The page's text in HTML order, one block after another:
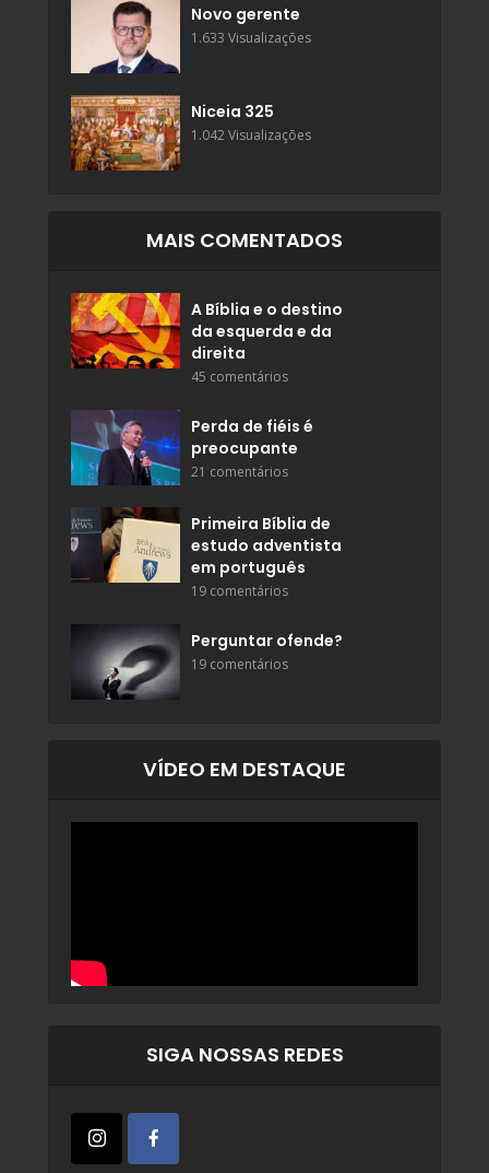
Novo gerente
1.633 Visualizações
Niceia 325
1.042 Visualizações
MAIS COMENTADOS
A Bíblia e o destino
da esquerda e da
direita
45 comentários
Perda de fiéis é
preocupante
21 comentários
Primeira Bíblia de
estudo adventista
em português
19 comentários
Perguntar ofende?
19 comentários
VÍDEO EM DESTAQUE
SIGA NOSSAS REDES